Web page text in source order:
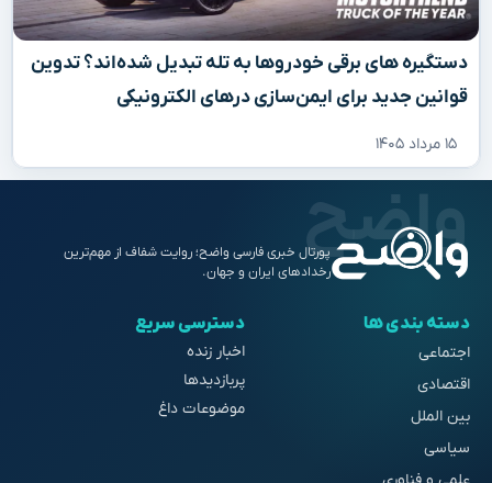
دستگیره‌ های برقی خودروها به تله تبدیل شده‌اند؟ تدوین
قوانین جدید برای ایمن‌سازی درهای الکترونیکی
۱۵ مرداد ۱۴۰۵
پورتال خبری فارسی واضح؛ روایت شفاف از مهم‌ترین
رخدادهای ایران و جهان.
دسته بندی ها
اجتماعی
اقتصادی
بین الملل
سیاسی
دسترسی سریع
اخبار زنده
پربازدیدها
موضوعات داغ